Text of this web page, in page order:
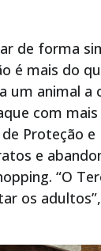
de forma
é mais do
animal a
com
Proteção
e
“O
os